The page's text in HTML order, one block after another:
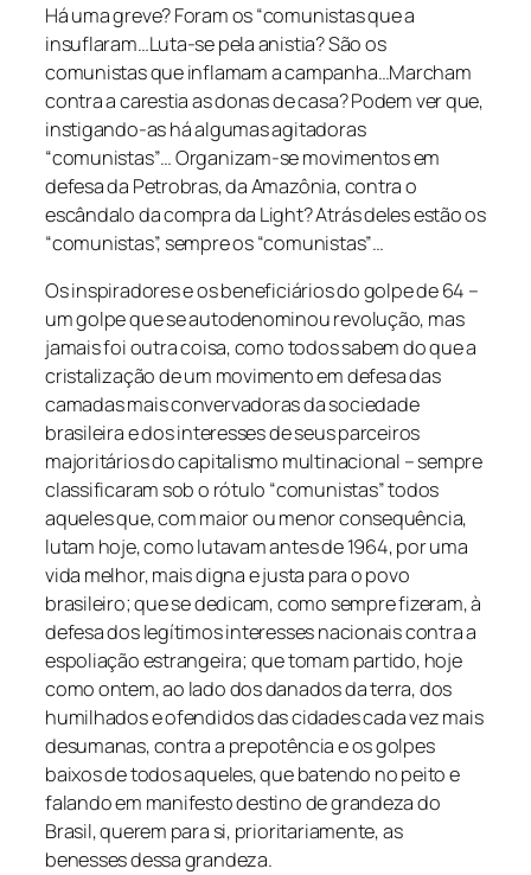
Há uma greve? Foram os “comunistas que a
insuflaram…Luta-se pela anistia? São os
comunistas que inflamam a campanha…Marcham
contra a carestia as donas de casa? Podem ver que,
instigando-as há algumas agitadoras
“comunistas”… Organizam-se movimentos em
defesa da Petrobras, da Amazônia, contra o
escândalo da compra da Light? Atrás deles estão os
“comunistas”, sempre os “comunistas”…
Os inspiradores e os beneficiários do golpe de 64 –
um golpe que se autodenominou revolução, mas
jamais foi outra coisa, como todos sabem do que a
cristalização de um movimento em defesa das
camadas mais convervadoras da sociedade
brasileira e dos interesses de seus parceiros
majoritários do capitalismo multinacional – sempre
classificaram sob o rótulo “comunistas” todos
aqueles que, com maior ou menor consequência,
lutam hoje, como lutavam antes de 1964, por uma
vida melhor, mais digna e justa para o povo
brasileiro; que se dedicam, como sempre fizeram, à
defesa dos legítimos interesses nacionais contra a
espoliação estrangeira; que tomam partido, hoje
como ontem, ao lado dos danados da terra, dos
humilhados e ofendidos das cidades cada vez mais
desumanas, contra a prepotência e os golpes
baixos de todos aqueles, que batendo no peito e
falando em manifesto destino de grandeza do
Brasil, querem para si, prioritariamente, as
benesses dessa grandeza.